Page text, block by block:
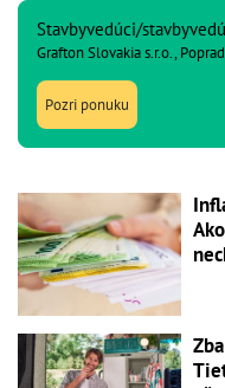
Stavbyvedúci/
Grafton Slovakia s.r.o., Poprad
Pozri ponuku